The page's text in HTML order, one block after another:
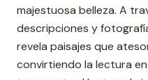
majestuosa belleza. A
descripciones y
revela paisajes que
convirtiendo la lectura en